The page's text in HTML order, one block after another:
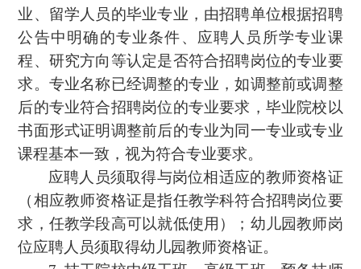
业、留学人员的毕业专业，由招聘单位根据招聘
公告中明确的专业条件、应聘人员所学专业课
程、研究方向等认定是否符合招聘岗位的专业要
求。专业名称已经调整的专业，如调整前或调整
后的专业符合招聘岗位的专业要求，毕业院校以
书面形式证明调整前后的专业为同一专业或专业
课程基本一致，视为符合专业要求。
应聘人员须取得与岗位相适应的教师资格证
（相应教师资格证是指任教学科符合招聘岗位要
求，任教学段高可以就低使用）；幼儿园教师岗
位应聘人员须取得幼儿园教师资格证。